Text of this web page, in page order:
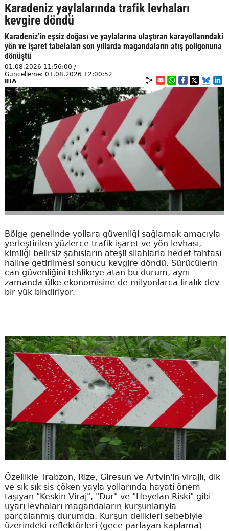
Karadeniz yaylalarında trafik levhaları
kevgire döndü
Karadeniz'in eşsiz doğası ve yaylalarına ulaştıran karayollarındaki
yön ve işaret tabelaları son yıllarda magandaların atış poligonuna
dönüştü
01.08.2026 11:56:00 /
Güncelleme: 01.08.2026 12:00:52
İHA
Bölge genelinde yollara güvenliği sağlamak amacıyla
yerleştirilen yüzlerce trafik işaret ve yön levhası,
kimliği belirsiz şahısların ateşli silahlarla hedef tahtası
haline getirilmesi sonucu kevgire döndü. Sürücülerin
can güvenliğini tehlikeye atan bu durum, aynı
zamanda ülke ekonomisine de milyonlarca liralık dev
bir yük bindiriyor.
Özellikle Trabzon, Rize, Giresun ve Artvin'in virajlı, dik
ve sık sık sis çöken yayla yollarında hayati önem
taşıyan "Keskin Viraj", "Dur" ve "Heyelan Riski" gibi
uyarı levhaları magandaların kurşunlarıyla
parçalanmış durumda. Kurşun delikleri sebebiyle
üzerindeki reflektörleri (gece parlayan kaplama)